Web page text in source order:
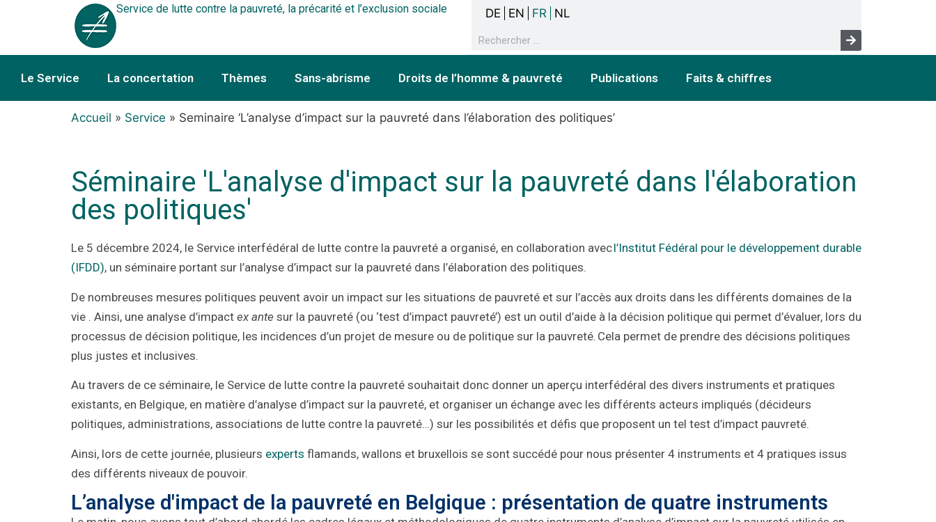
Service de lutte contre la pauvreté, la précarité et l’exclusion sociale DE EN FR NL
Le Service La concertation Thèmes Sans-abrisme Droits de l’homme & pauvreté Publications Faits & chiffres
Accueil » Service » Seminaire ‘L’analyse d’impact sur la pauvreté dans l’élaboration des politiques’
Séminaire 'L'analyse d'impact sur la pauvreté dans l'élaboration
des politiques'
Le 5 décembre 2024, le Service interfédéral de lutte contre la pauvreté a organisé, en collaboration avecl’Institut Fédéral pour le développement durable
(IFDD), un séminaire portant sur l’analyse d’impact sur la pauvreté dans l’élaboration des politiques.
De nombreuses mesures politiques peuvent avoir un impact sur les situations de pauvreté et sur l’accès aux droits dans les différents domaines de la
vie . Ainsi, une analyse d’impact ex ante sur la pauvreté (ou ‘test d’impact pauvreté’) est un outil d’aide à la décision politique qui permet d’évaluer, lors du
processus de décision politique, les incidences d’un projet de mesure ou de politique sur la pauvreté. Cela permet de prendre des décisions politiques
plus justes et inclusives.
Au travers de ce séminaire, le Service de lutte contre la pauvreté souhaitait donc donner un aperçu interfédéral des divers instruments et pratiques
existants, en Belgique, en matière d’analyse d’impact sur la pauvreté, et organiser un échange avec les différents acteurs impliqués (décideurs
politiques, administrations, associations de lutte contre la pauvreté…) sur les possibilités et défis que proposent un tel test d’impact pauvreté.
Ainsi, lors de cette journée, plusieurs experts flamands, wallons et bruxellois se sont succédé pour nous présenter 4 instruments et 4 pratiques issus
des différents niveaux de pouvoir.
L’analyse d'impact de la pauvreté en Belgique : présentation de quatre instruments